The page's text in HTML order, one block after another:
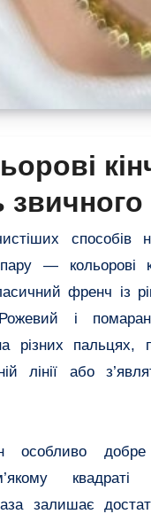
способів
— кольорові
френч із
і
різних пальцях,
лінії або
особливо
залишає